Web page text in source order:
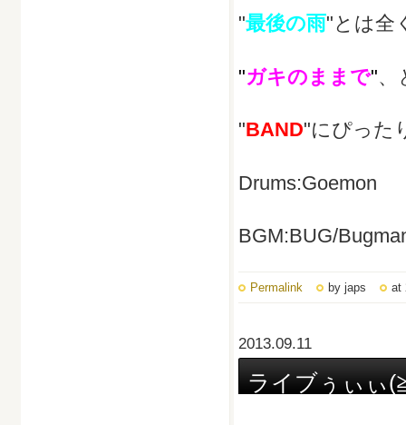
"最後の雨"とは全
"ガキのままで"、
"BAND"にぴった
Drums:Goemon
BGM:BUG/
Permalink by japs at
2013.09.11
ライブぅぃぃ